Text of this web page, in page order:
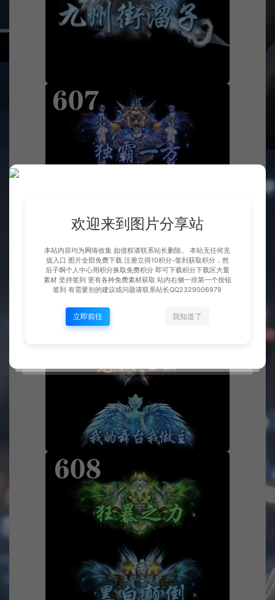
欢迎来到图片分享站
本站内容均为网络收集 如侵权请联系站长删除。 本站无任何充
值入口 图片全部免费下载 注册立得10积分-签到获取积分，然
后子啊个人中心用积分换取免费积分 即可下载积分下载区大量
素材 坚持签到 更有各种免费素材获取 站内右侧一排第一个按钮
签到 有需要别的建议或问题请联系站长QQ2329006979
立即前往 我知道了